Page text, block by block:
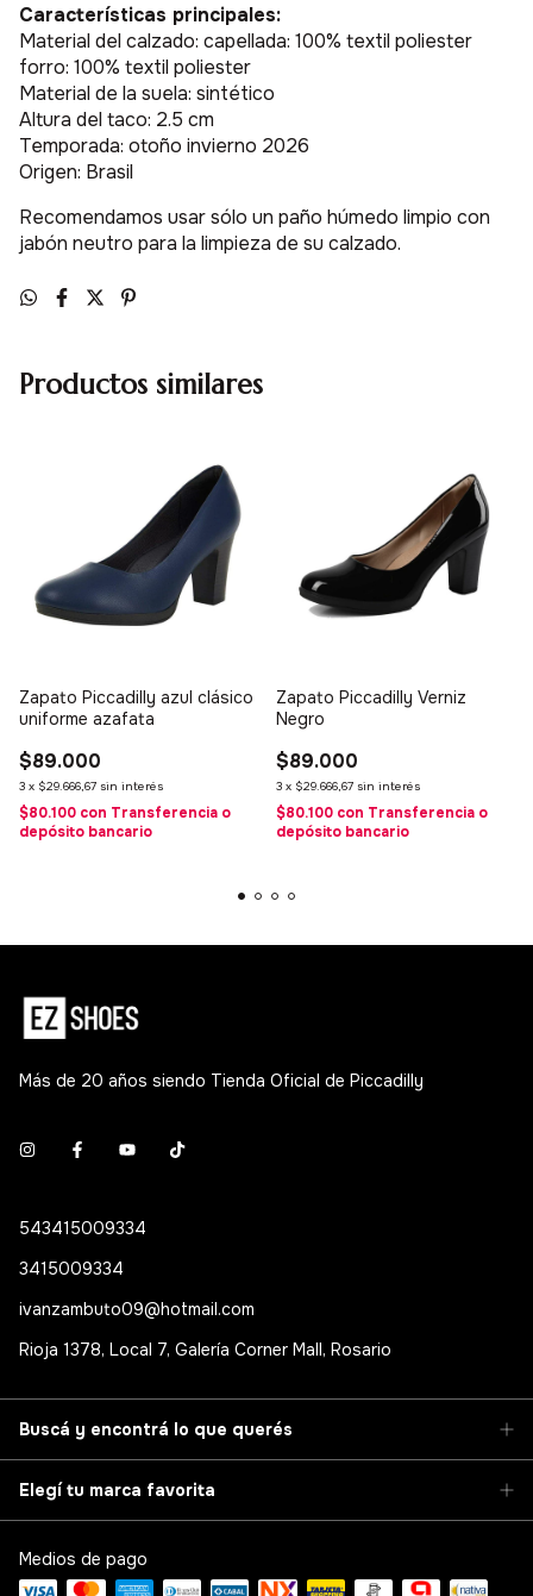
Características principales:
Material del calzado: capellada: 100% textil poliester
forro: 100% textil poliester
Material de la suela: sintético
Altura del taco: 2.5 cm
Temporada: otoño invierno 2026
Origen: Brasil
Recomendamos usar sólo un paño húmedo limpio con
jabón neutro para la limpieza de su calzado.
Productos similares
Zapato Piccadilly azul clásico
uniforme azafata
$89.000
3 x $29.666,67 sin interés
$80.100 con Transferencia o
depósito bancario
Zapato Piccadilly Verniz
Negro
$89.000
3 x $29.666,67 sin interés
$80.100 con Transferencia o
depósito bancario
Más de 20 años siendo Tienda Oficial de Piccadilly
543415009334
3415009334
ivanzambuto09@hotmail.com
Rioja 1378, Local 7, Galería Corner Mall, Rosario
Buscá y encontrá lo que querés
Elegí tu marca favorita
Medios de pago